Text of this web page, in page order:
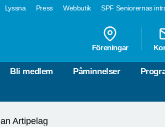
Lyssna Press Webbutik SPF Seniorernas
Föreningar
Bli medlem Påminnelser
Artipelag